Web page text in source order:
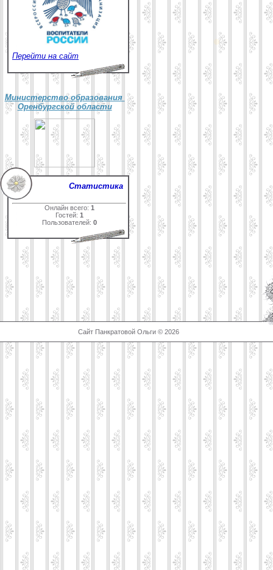
Перейти на сайт
Министерство образования
Оренбургской области
Статистика
Онлайн всего: 1
Гостей: 1
Пользователей: 0
Сайт Панкратовой Ольги © 2026